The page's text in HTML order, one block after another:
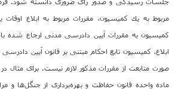
مربوط به یك كمیسیون، مقررات مربوط به ابلاغ اوقات
كمیسیون به مقررات آیین دادرسی مدنی ارجاع شده
ابلاغ، كمیسیون تابع احكام مبتنی بر قانون آیین
صورت متابعت از مقررات مذكور لازم نیست. برای مثال
ماده واحده قانون حفاظت و بهره‌برداری از جنگل‌ها و